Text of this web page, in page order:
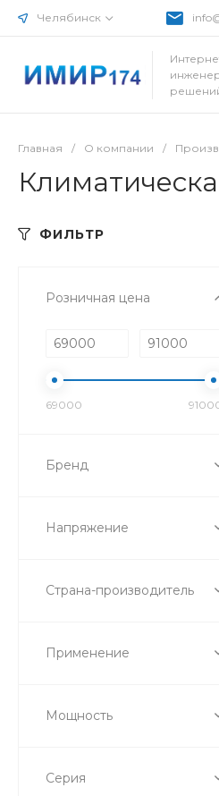
Челябинск
Главная / О компании /
ФИЛЬТР
Розничная цена
69000
Бренд
Напряжение
Страна-производитель
Применение
Мощность
Серия